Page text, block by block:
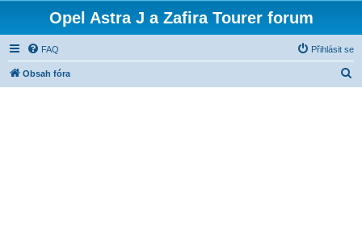
Opel Astra J a Zafira Tourer forum
FAQ Přihlásit se
Obsah fóra